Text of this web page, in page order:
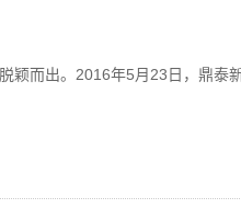
颖而出。2016年5月23日，鼎泰